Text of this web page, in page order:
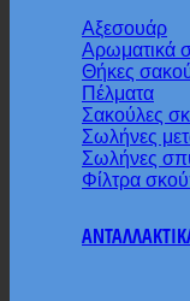
Αξεσουάρ
Αρωματικά
Θήκες
Πέλματα
Σακούλες
Σωλήνες
Σωλήνες
Φίλτρα